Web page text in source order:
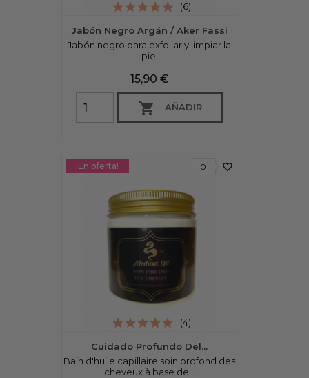
Jabón Negro Argán / Aker Fassi
Jabón negro para exfoliar y limpiar la
piel
Precio
15,90 €
 AÑADIR
(6)
Cuidado Profundo Del...
Bain d'huile capillaire soin profond des
cheveux à base de...
favorite_border
0
(4)
¡En oferta!